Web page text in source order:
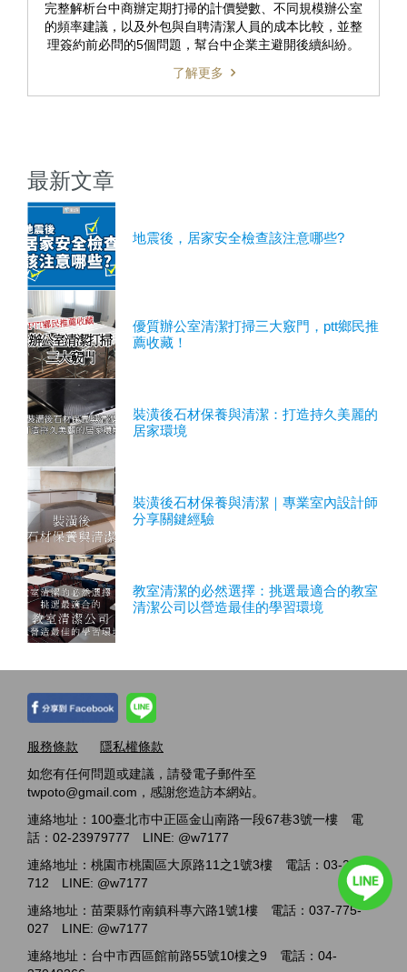
完整解析台中商辦定期打掃的計價變數、不同規模辦公室
的頻率建議，以及外包與自聘清潔人員的成本比較，並整
理簽約前必問的5個問題，幫台中企業主避開後續糾紛。
了解更多
最新文章
地震後，居家安全檢查該注意哪些?
優質辦公室清潔打掃三大竅門，ptt鄉民推
薦收藏！
裝潢後石材保養與清潔：打造持久美麗的
居家環境
裝潢後石材保養與清潔｜專業室內設計師
分享關鍵經驗
教室清潔的必然選擇：挑選最適合的教室
清潔公司以營造最佳的學習環境
服務條款
隱私權條款
如您有任何問題或建議，請發電子郵件至
twpoto@gmail.com，感謝您造訪本網站。
連絡地址：100臺北市中正區金山南路一段67巷3號一樓 電
話：02-23979777 LINE: @w7177
連絡地址：桃園市桃園區大原路11之1號3樓 電話：03-2717-
712 LINE: @w7177
連絡地址：苗栗縣竹南鎮科專六路1號1樓 電話：037-775-
027 LINE: @w7177
連絡地址：台中市西區館前路55號10樓之9 電話：04-